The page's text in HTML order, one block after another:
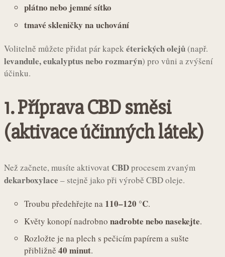
plátno nebo jemné sítko
tmavé skleničky na uchování
Volitelně můžete přidat pár kapek éterických olejů (např.
levandule, eukalyptus nebo rozmarýn) pro vůni a zvýšení
účinku.
1. Příprava CBD směsi
(aktivace účinných látek)
Než začnete, musíte aktivovat CBDprocesem zvaným
dekarboxylace – stejně jako při výrobě CBD oleje.
Troubu předehřejte na 110–120 °C.
Květy konopí nadrobno nadrobte nebo nasekejte.
Rozložte je na plech s pečicím papírem a sušte
přibližně 40 minut.